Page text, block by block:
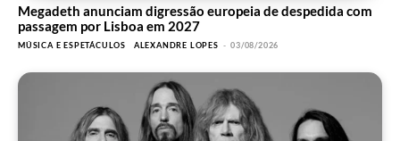
Megadeth anunciam digressão europeia de despedida com
passagem por Lisboa em 2027
MÚSICA E ESPETÁCULOS ALEXANDRE LOPES - 03/08/2026